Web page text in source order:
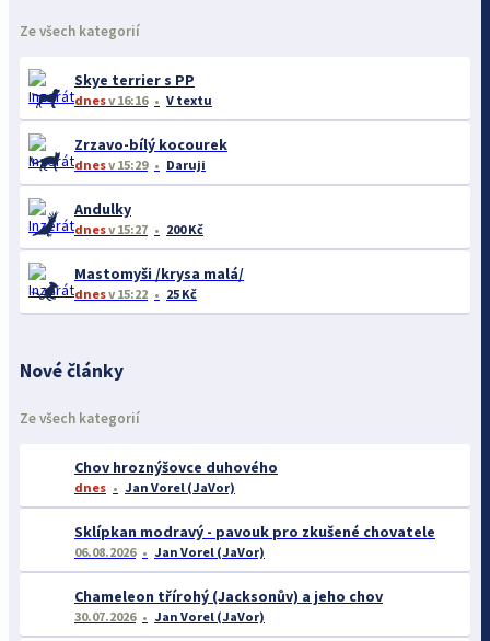
Ze všech kategorií
Skye terrier s PP
dnesv 16:16 V textu
Zrzavo-bílý kocourek
dnesv 15:29 Daruji
Andulky
dnesv 15:27 200 Kč
Mastomyši /krysa malá/
dnesv 15:22 25 Kč
Nové články
Ze všech kategorií
Chov hroznýšovce duhového
dnes Jan Vorel (JaVor)
Sklípkan modravý - pavouk pro zkušené chovatele
06.08.2026 Jan Vorel (JaVor)
Chameleon třírohý (Jacksonův) a jeho chov
30.07.2026 Jan Vorel (JaVor)